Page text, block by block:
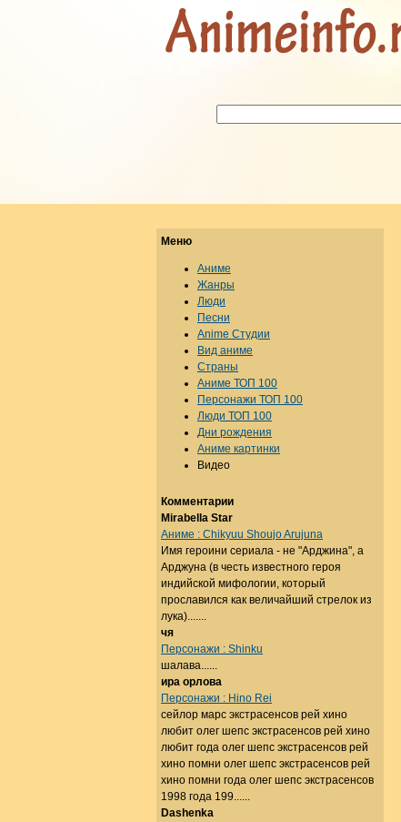
Меню
Аниме
Жанры
Люди
Песни
Anime Студии
Вид аниме
Страны
Аниме ТОП 100
Персонажи ТОП 100
Люди ТОП 100
Дни рождения
Аниме картинки
Видео
Комментарии
Mirabella Star
Аниме : Chikyuu Shoujo Arujuna
Имя героини сериала - не "Арджина", а
Арджуна (в честь известного героя
индийской мифологии, который
прославился как величайший стрелок из
лука).......
чя
Персонажи : Shinku
шалава......
ира орлова
Персонажи : Hino Rei
сейлор марс экстрасенсов рей хино
любит олег шепс экстрасенсов рей хино
любит года олег шепс экстрасенсов рей
хино помни олег шепс экстрасенсов рей
хино помни года олег шепс экстрасенсов
1998 года 199......
Dashenka